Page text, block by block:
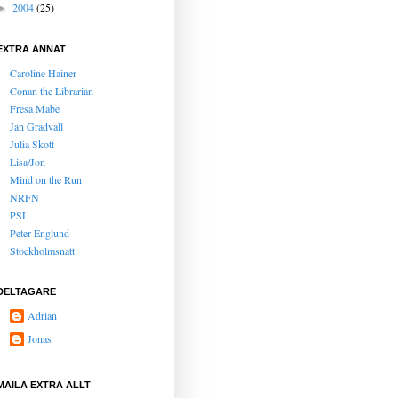
2004(25)
ANNAT
Caroline Hainer
Conan the Librarian
Fresa Mabe
Jan Gradvall
Julia Skott
Lisa/Jon
Mind on the Run
NRFN
PSL
Peter Englund
Stockholmsnatt
Adrian
Jonas
EXTRA ALLT